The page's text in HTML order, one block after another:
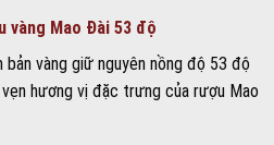
vàng Mao Đài 53 độ
vàng giữ nguyên nồng độ 53 độ
hương vị đặc trưng của rượu Mao